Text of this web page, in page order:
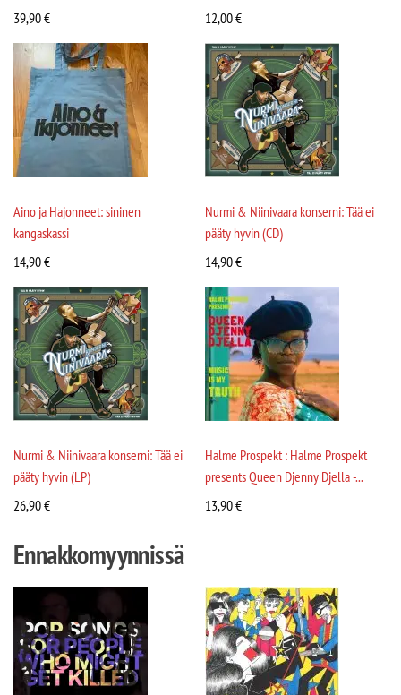
39,90€
12,00€
Aino ja Hajonneet: sininen
kangaskassi
14,90€
Nurmi & Niinivaara konserni: Tää ei
pääty hyvin (CD)
14,90€
Nurmi & Niinivaara konserni: Tää ei
pääty hyvin (LP)
26,90€
Halme Prospekt : Halme Prospekt
presents Queen Djenny Djella -...
13,90€
Ennakkomyynnissä